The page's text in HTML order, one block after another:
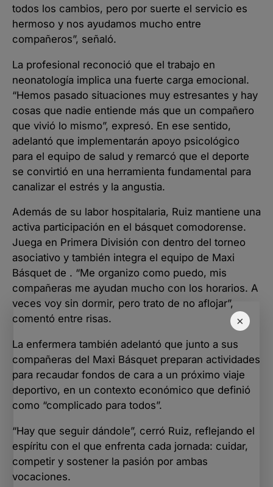
×
todos los cambios, pero por suerte el servicio es
hermoso y nos ayudamos mucho entre
compañeros”, señaló.
La profesional reconoció que el trabajo en
neonatología implica una fuerte carga emocional.
“Hemos pasado situaciones muy estresantes y hay
cosas que nadie entiende más que un compañero
que vivió lo mismo”, expresó. En ese sentido,
adelantó que implementarán apoyo psicológico
para el equipo de salud y remarcó que el deporte
se convirtió en una herramienta fundamental para
canalizar el estrés y la angustia.
Además de su labor hospitalaria, Ruiz mantiene una
activa participación en el básquet comodorense.
Juega en Primera División con dentro del torneo
asociativo y también integra el equipo de Maxi
Básquet de . “Me organizo como puedo, mis
compañeras me ayudan mucho con los horarios. A
veces voy sin dormir, pero trato de no aflojar”,
comentó entre risas.
La enfermera también adelantó que junto a sus
compañeras del Maxi Básquet preparan actividades
para recaudar fondos de cara a un próximo viaje
deportivo, en un contexto económico que definió
como “complicado para todos”.
“Hay que seguir dándole”, cerró Ruiz, reflejando el
espíritu con el que enfrenta cada jornada: cuidar,
competir y sostener la pasión por ambas
vocaciones.